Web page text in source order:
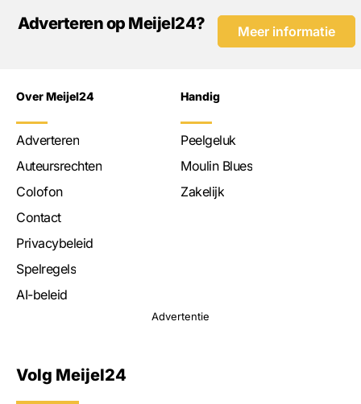
Adverteren op Meijel24? Meer informatie
Over Meijel24
Adverteren
Auteursrechten
Colofon
Contact
Privacybeleid
Spelregels
AI-beleid
Handig
Peelgeluk
Moulin Blues
Zakelijk
Advertentie
Volg Meijel24